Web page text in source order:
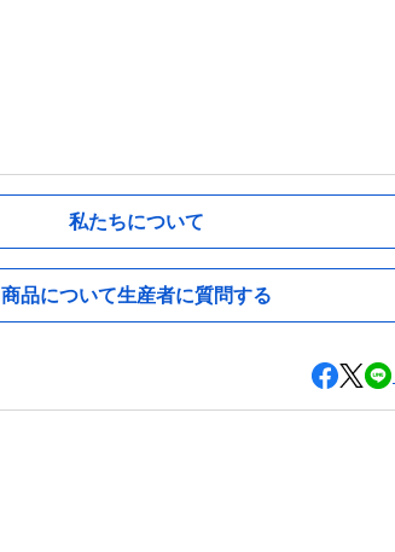
私たちについて
商品について生産者に質問する